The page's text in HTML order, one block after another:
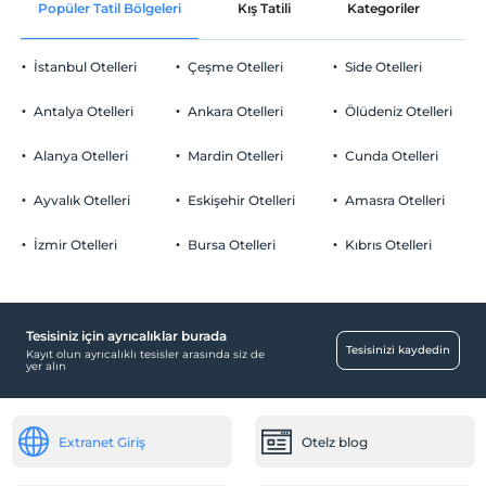
Ortak alanlar ve tüm odalar
Otopark
Ücretsiz Halka Açık Otopark
Yiyecek & İçecek
Günlük temizlik hizmeti
Check/out
En geç saat 12:00 ve öncesi
Evcil Hayvan
2 yaşına kadar olan bebekler ücretsizdir.
Popüler Tatil Bölgeleri Kış Tatili Kategoriler
İstanbul Otelleri
Antalya Otelleri
Alanya Otelleri
Ayvalık Otelleri
İzmir Otelleri
Çeşme Otelleri
Ankara Otelleri
Mardin Otelleri
Eskişehir Otelleri
Bursa Otelleri
Side Otelleri
Ölüdeniz Otelleri
Cunda Otelleri
Amasra Otelleri
Kıbrıs Otelleri
Tesisiniz için ayrıcalıklar burada
Kayıt olun ayrıcalıklı tesisler arasında siz de
yer alın
Tesisinizi kaydedin
Extranet Giriş Otelz blog